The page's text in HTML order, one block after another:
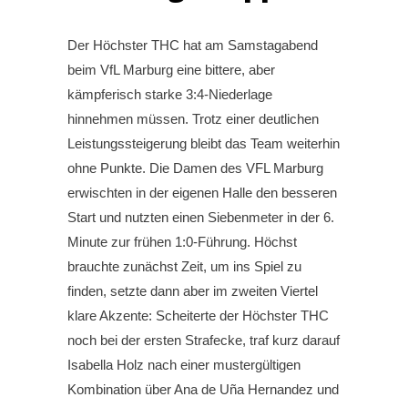
Der Höchster THC hat am Samstagabend
beim VfL Marburg eine bittere, aber
kämpferisch starke 3:4-Niederlage
hinnehmen müssen. Trotz einer deutlichen
Leistungssteigerung bleibt das Team weiterhin
ohne Punkte. Die Damen des VFL Marburg
erwischten in der eigenen Halle den besseren
Start und nutzten einen Siebenmeter in der 6.
Minute zur frühen 1:0-Führung. Höchst
brauchte zunächst Zeit, um ins Spiel zu
finden, setzte dann aber im zweiten Viertel
klare Akzente: Scheiterte der Höchster THC
noch bei der ersten Strafecke, traf kurz darauf
Isabella Holz nach einer mustergültigen
Kombination über Ana de Uña Hernandez und